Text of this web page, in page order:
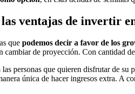
las ventajas de invertir
que podemos decir a favor de los
cambiar de proyección. Con cantidad
personas que quieren disfrutar de
única de hacer ingresos extra. A